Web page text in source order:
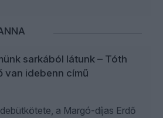
sarkából látunk – Tóth
van idebenn című
a Margó-díjas Erdő